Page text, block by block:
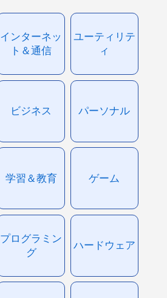
インターネッ
ト＆通信
ユーティリテ
ィ
ビジネス パーソナル
学習＆教育 ゲーム
プログラミン
グ
ハードウェア